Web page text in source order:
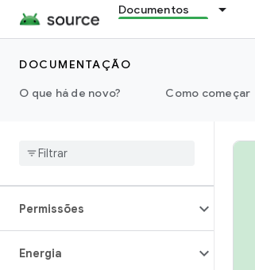
Documentos
DOCUMENTAÇÃO
O que há de novo?
Como começar
Gráficos
Permissões
Energia